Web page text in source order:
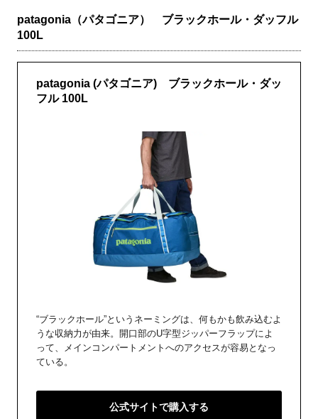
patagonia（パタゴニア） ブラックホール・ダッフル
100L
patagonia (パタゴニア) ブラックホール・ダッ
フル 100L
“ブラックホール”というネーミングは、何もかも飲み込むよ
うな収納力が由来。開口部のU字型ジッパーフラップによ
って、メインコンパートメントへのアクセスが容易となっ
ている。
公式サイトで購入する